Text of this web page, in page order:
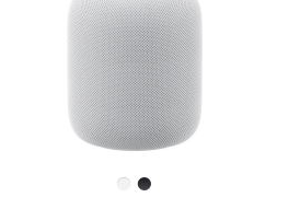
了
解
HomePod<